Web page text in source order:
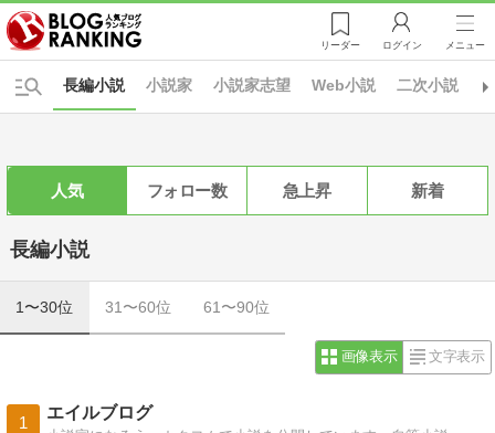
リーダー ログイン メニュー
小説家 小説家志望 Web小説 二次小説
長編小説
人気 フォロー数 急上昇 新着
長編小説
1〜30位 31〜60位 61〜90位
画像表示 文字表示
1
エイルブログ